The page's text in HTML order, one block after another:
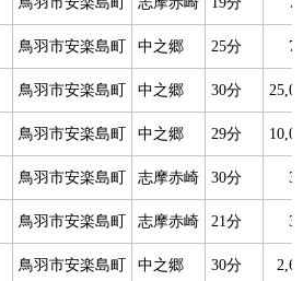
鳥羽市安楽島町 中之郷 25分
鳥羽市安楽島町 中之郷 30分
鳥羽市安楽島町 中之郷 29分
鳥羽市安楽島町 志摩赤崎 30分
鳥羽市安楽島町 志摩赤崎 21分
鳥羽市安楽島町 中之郷 30分